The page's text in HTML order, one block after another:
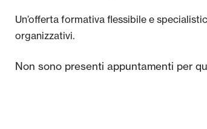
Un’offerta formativa flessibile e
organizzativi.
Non sono presenti appuntamenti per